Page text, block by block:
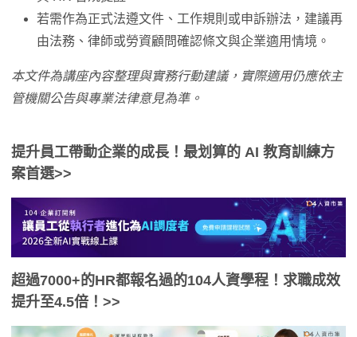
若需作為正式法遵文件、工作規則或申訴辦法，建議再
由法務、律師或勞資顧問確認條文與企業適用情境。
本文件為講座內容整理與實務行動建議，實際適用仍應依主
管機關公告與專業法律意見為準。
提升員工帶動企業的成長！最划算的 AI 教育訓練方
案首選>>
超過7000+的HR都報名過的104人資學程！求職成效
提升至4.5倍！>>